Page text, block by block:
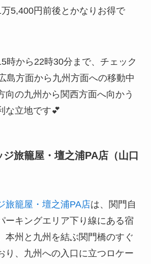
5,400円前後とかなりお得で
時から22時30分まで、チェック
島方面から九州方面への移動中
向の九州から関西方面へ向かう
な立地です💕
旅籠屋・壇之浦PA店（山口
旅籠屋・壇之浦PA店は、関門自
ーキングエリア下り線にある宿
本州と九州を結ぶ関門橋のすぐ
り、九州への入口に立つロケー